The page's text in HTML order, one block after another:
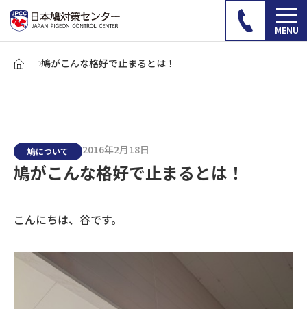
鳩がこんな格好で止まるとは！
鳩について 2016年2月18日
鳩がこんな格好で止まるとは！
こんにちは、谷です。